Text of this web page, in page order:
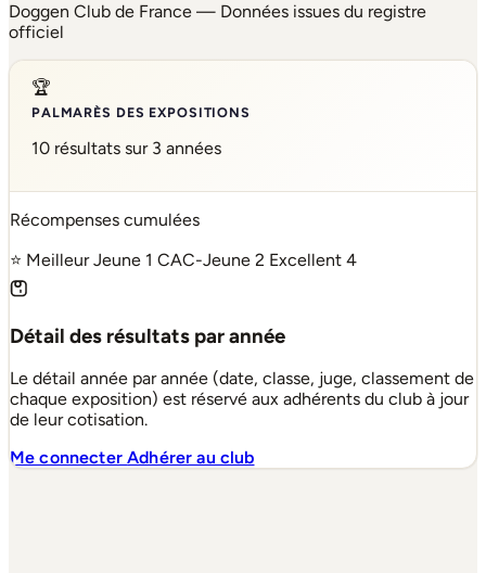
Doggen Club de France — Données issues du registre
officiel
🏆
PALMARÈS DES EXPOSITIONS
10 résultats sur 3 années
Récompenses cumulées
⭐ Meilleur Jeune 1 CAC-Jeune 2 Excellent 4
Détail des résultats par année
Le détail année par année (date, classe, juge, classement de
chaque exposition) est réservé aux adhérents du club à jour
de leur cotisation.
Me connecterAdhérer au club